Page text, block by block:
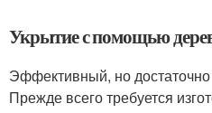
Укрытие с помощью
Эффективный, но достаточно
Прежде всего требуется